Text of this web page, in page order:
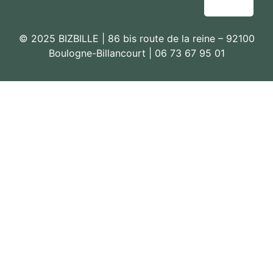
© 2025 BIZBILLE | 86 bis route de la reine – 92100
Boulogne-Billancourt | 06 73 67 95 01